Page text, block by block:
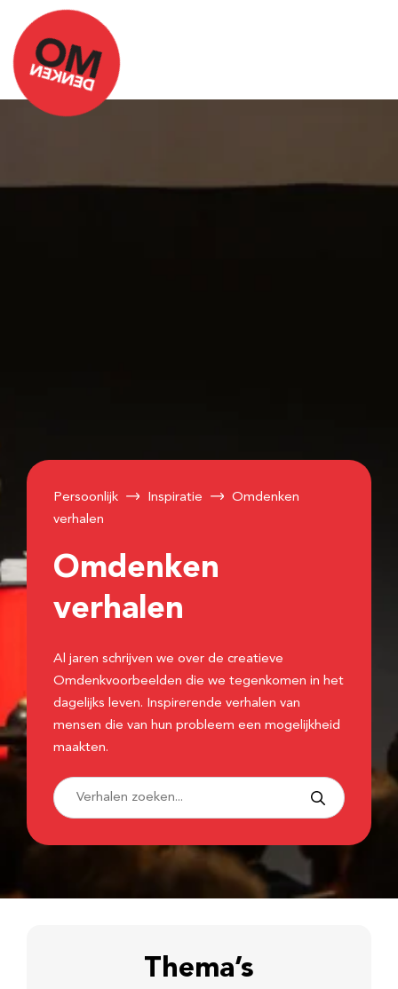
Persoonlijk Inspiratie
Omdenken
verhalen
Omdenken
verhalen
Al jaren schrijven we over de creatieve
Omdenkvoorbeelden die we tegenkomen in het
dagelijks leven. Inspirerende verhalen van
mensen die van hun probleem een mogelijkheid
maakten.
Thema’s